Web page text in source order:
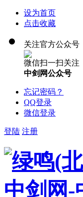
设为首页
点击收藏
关注官方公众号
微信扫一扫关注
中剑网公众号
忘记密码？
QQ登录
微信登录
登陆 注册